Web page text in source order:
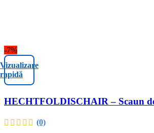
-7%
Vizualizare
rapidă
HECHTFOLDISCHAIR – Scaun
(0)